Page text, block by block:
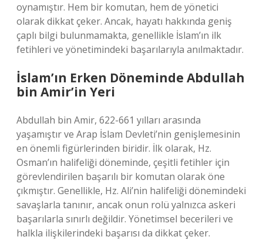
oynamıştır. Hem bir komutan, hem de yönetici
olarak dikkat çeker. Ancak, hayatı hakkında geniş
çaplı bilgi bulunmamakta, genellikle İslam’ın ilk
fetihleri ve yönetimindeki başarılarıyla anılmaktadır.
İslam’ın Erken Döneminde Abdullah
bin Amir’in Yeri
Abdullah bin Amir, 622-661 yılları arasında
yaşamıştır ve Arap İslam Devleti’nin genişlemesinin
en önemli figürlerinden biridir. İlk olarak, Hz.
Osman’ın halifeliği döneminde, çeşitli fetihler için
görevlendirilen başarılı bir komutan olarak öne
çıkmıştır. Genellikle, Hz. Ali’nin halifeliği dönemindeki
savaşlarla tanınır, ancak onun rolü yalnızca askeri
başarılarla sınırlı değildir. Yönetimsel becerileri ve
halkla ilişkilerindeki başarısı da dikkat çeker.